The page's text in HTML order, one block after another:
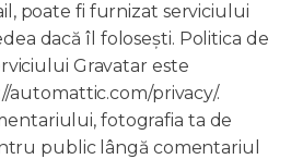
poate fi furnizat serviciului
dacă îl folosești. Politica de
Gravatar este
automattic.com/privacy/.
fotografia ta de
public lângă comentariul